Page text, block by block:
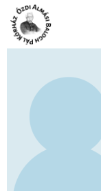
Ugrás
tartalomraÓzdi
Almási
Pál